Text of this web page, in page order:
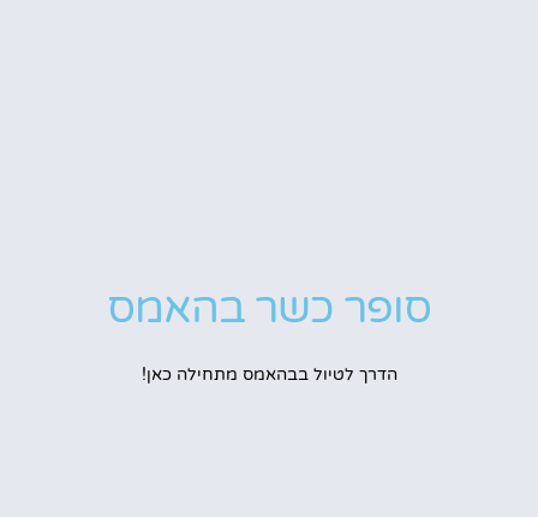
סופר כשר בהאמס
הדרך לטיול בבהאמס מתחילה כאן!